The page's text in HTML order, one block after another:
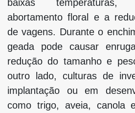
baixas
abortamento floral e a
de vagens. Durante o
geada pode causar
redução do tamanho e
outro lado, culturas de
implantação ou em
como trigo, aveia, canola